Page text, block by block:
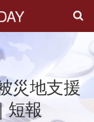
災地支援
短報